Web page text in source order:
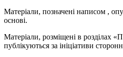
Матеріали, позначені написом ,
основі.
Матеріали, розміщені в розділах
публікуються за ініціативи